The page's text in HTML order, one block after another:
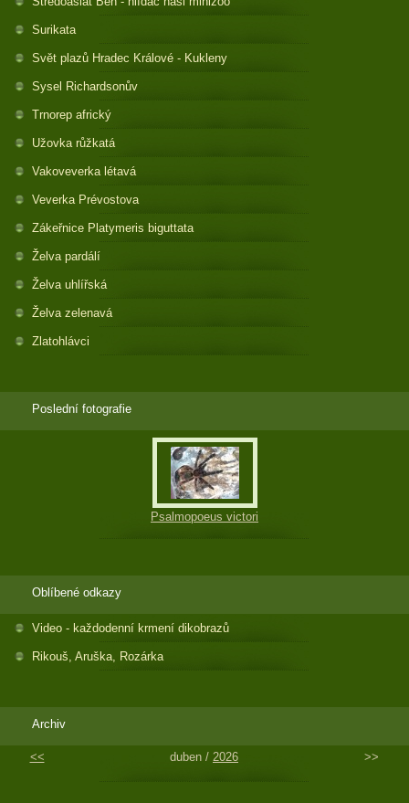
Surikata
Svět plazů Hradec Králové - Kukleny
Sysel Richardsonův
Trnorep africký
Užovka růžkatá
Vakoveverka létavá
Veverka Prévostova
Zákeřnice Platymeris biguttata
Želva pardálí
Želva uhlířská
Želva zelenavá
Zlatohlávci
Poslední fotografie
Psalmopoeus victori
Oblíbené odkazy
Video - každodenní krmení dikobrazů
Rikouš, Aruška, Rozárka
Archiv
<< duben / 2026 >>